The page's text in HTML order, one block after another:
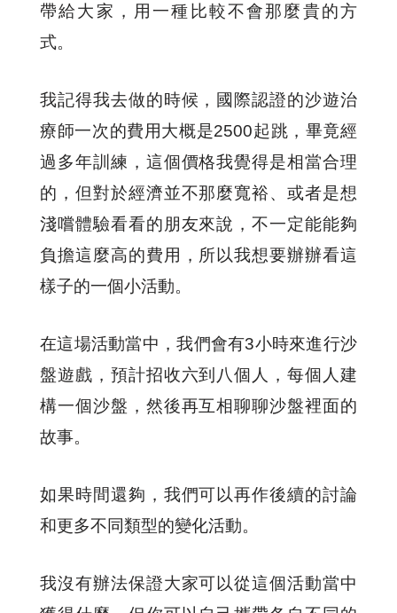
帶給大家，用一種比較不會那麼貴的方
式。
我記得我去做的時候，國際認證的沙遊治
療師一次的費用大概是2500起跳，畢竟經
過多年訓練，這個價格我覺得是相當合理
的，但對於經濟並不那麼寬裕、或者是想
淺嚐體驗看看的朋友來說，不一定能能夠
負擔這麼高的費用，所以我想要辦辦看這
樣子的一個小活動。
在這場活動當中，我們會有3小時來進行沙
盤遊戲，預計招收六到八個人，每個人建
構一個沙盤，然後再互相聊聊沙盤裡面的
故事。
如果時間還夠，我們可以再作後續的討論
和更多不同類型的變化活動。
我沒有辦法保證大家可以從這個活動當中